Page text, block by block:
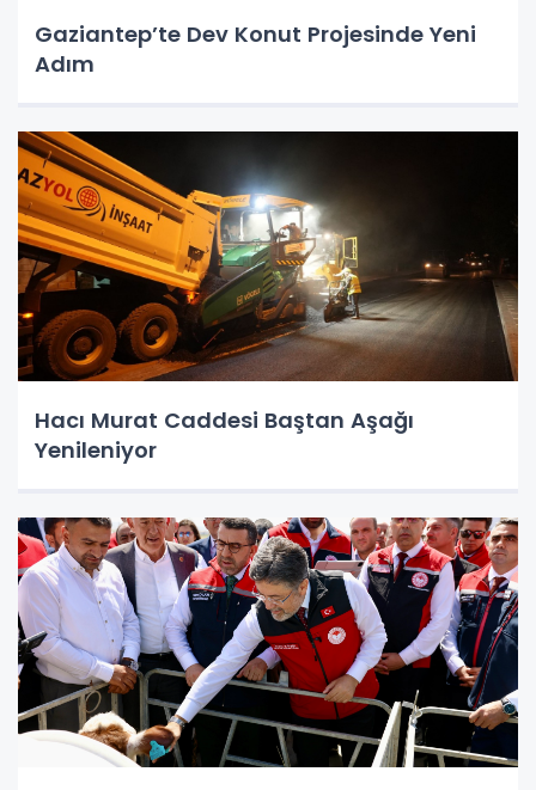
Gaziantep’te Dev Konut Projesinde Yeni
Adım
Hacı Murat Caddesi Baştan Aşağı
Yenileniyor